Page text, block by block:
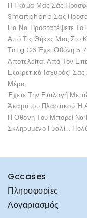
Η Γκάμα Μας Σάς
Smartphone Σας
Για Να Προστατέψετε
Από Τις Θήκες Μας Στο
Το Lg G6 Έχει Οθόνη
Αποτελείται Από Τον
Εξαιρετικά Ισχυρός!
Μέρα.
Έχετε Την Επιλογή
Άκαμπτου Πλαστικού Ή
Η Οθόνη Του Μπορεί
Σκληρυμένο Γυαλί. .
Gccases
Πληροφορίες
Λογαριασμός